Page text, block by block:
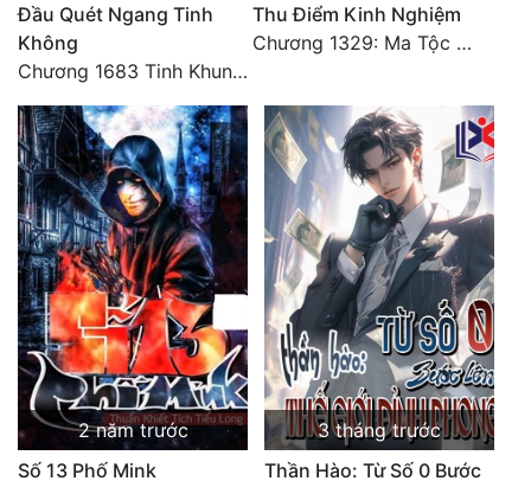
Ngự Thú
Truyện Nam
Truyện Nữ
Vô Địch Lưu
Xây Dựng Thế Lực
Đam Mỹ
Đẹp
Đẹp Hiệp
Tính Cách Nhân Vật :
Cơ Trí
Đầu Quét Ngang Tinh
Không
Chương 1683 Tinh Khung Võ Thánh (Hết)
Thu Điểm Kinh Nghiệm
Chương 1329: Ma Tộc đại công chúa Thương Nguyệt
2 năm trước
Số 13 Phố Mink
3 tháng trước
Thần Hào: Từ Số 0 Bước